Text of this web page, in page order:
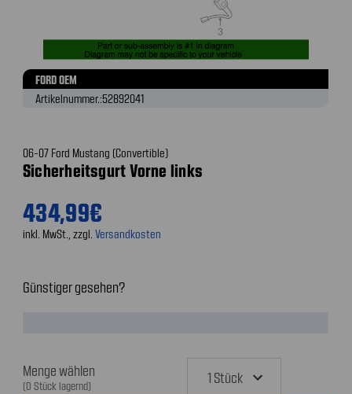
FORD OEM
Artikelnummer.:52892041
06-07 Ford Mustang (Convertible)
Sicherheitsgurt Vorne links
434,99€
inkl. MwSt., zzgl. Versandkosten
Günstiger gesehen?
Menge wählen
(0 Stück lagernd)